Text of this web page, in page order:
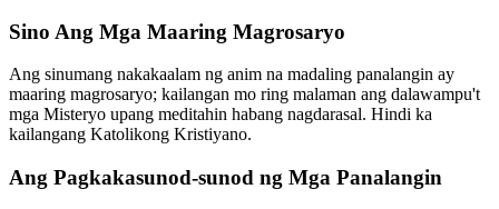
Sino Ang Mga Maaring Magrosaryo
Ang sinumang nakakaalam ng anim na madaling panalangin ay
maaring magrosaryo; kailangan mo ring malaman ang dalawampu't
mga Misteryo upang meditahin habang nagdarasal. Hindi ka
kailangang Katolikong Kristiyano.
Ang Pagkakasunod-sunod ng Mga Panalangin